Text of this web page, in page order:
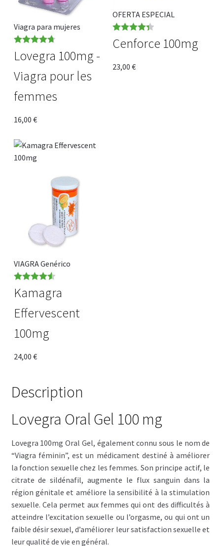
Viagra para mujeres
Note
Lovegra 100mg -
Viagra pour les
femmes
16,00 €
OFERTA ESPECIAL
Note
4.36
Cenforce 100mg
23,00 €
VIAGRA Genérico
Note
Kamagra
Effervescent
100mg
24,00 €
Description
Lovegra Oral Gel 100 mg
Lovegra 100mg Oral Gel, également connu sous le nom de
“Viagra féminin”, est un médicament destiné à améliorer
la fonction sexuelle chez les femmes. Son principe actif, le
citrate de sildénafil, augmente le flux sanguin dans la
région génitale et améliore la sensibilité à la stimulation
sexuelle. Cela permet aux femmes qui ont des difficultés à
atteindre l’excitation sexuelle ou l’orgasme, ou qui ont un
faible désir sexuel, d’améliorer leur satisfaction sexuelle et
leur qualité de vie en général.